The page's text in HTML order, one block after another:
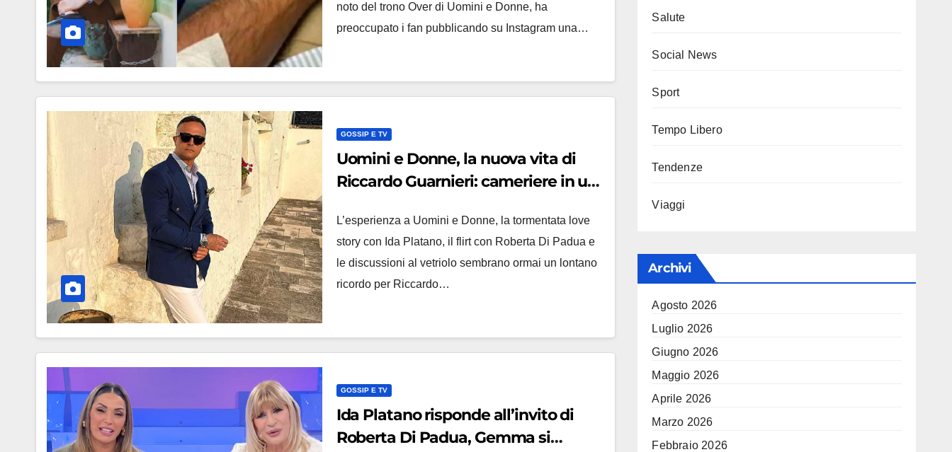
noto del trono Over di Uomini e Donne, ha
preoccupato i fan pubblicando su Instagram una…
GOSSIP E TV
Uomini e Donne, la nuova vita di
Riccardo Guarnieri: cameriere in un
L’esperienza a Uomini e Donne, la tormentata love
story con Ida Platano, il flirt con Roberta Di Padua e
le discussioni al vetriolo sembrano ormai un lontano
ricordo per Riccardo…
GOSSIP E TV
Ida Platano risponde all’invito di
Roberta Di Padua, Gemma si
Salute
Social News
Sport
Tempo Libero
Tendenze
Viaggi
Archivi
Agosto 2026
Luglio 2026
Giugno 2026
Maggio 2026
Aprile 2026
Marzo 2026
Febbraio 2026